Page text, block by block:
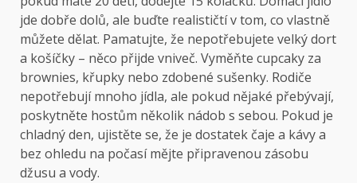
jde dobře dolů, ale buďte realističtí v tom, co vlastně
můžete dělat. Pamatujte, že nepotřebujete velký dort
a košíčky – něco přijde vniveč. Vyměňte cupcaky za
brownies, křupky nebo zdobené sušenky. Rodiče
nepotřebují mnoho jídla, ale pokud nějaké přebývají,
poskytněte hostům několik nádob s sebou. Pokud je
chladný den, ujistěte se, že je dostatek čaje a kávy a
bez ohledu na počasí mějte připravenou zásobu
džusu a vody.